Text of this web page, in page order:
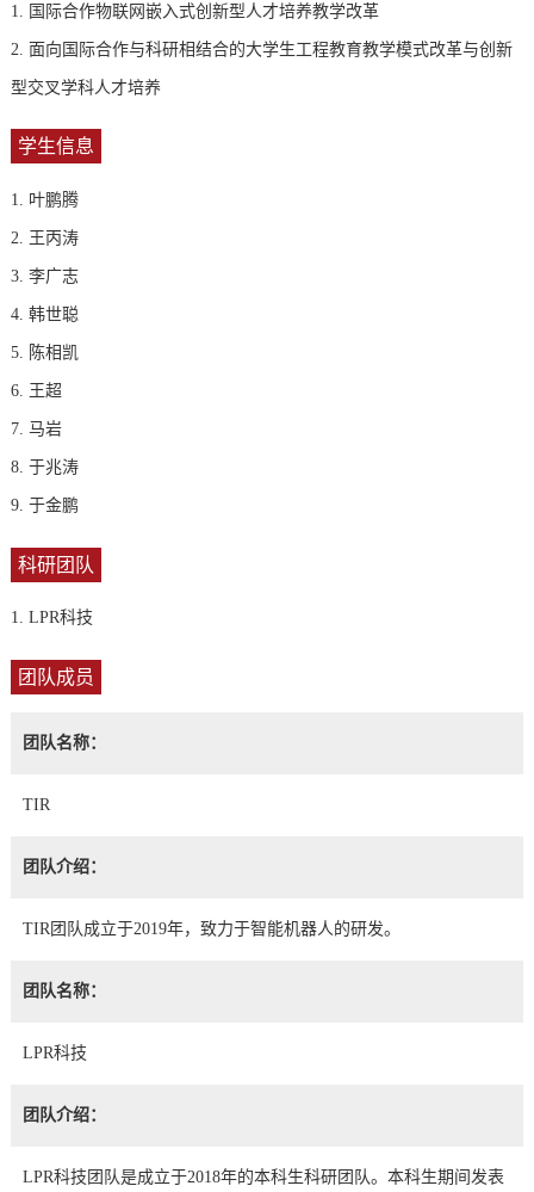
1. 国际合作物联网嵌入式创新型人才培养教学改革
2. 面向国际合作与科研相结合的大学生工程教育教学模式改革与创新
型交叉学科人才培养
学生信息
1. 叶鹏腾
2. 王丙涛
3. 李广志
4. 韩世聪
5. 陈相凯
6. 王超
7. 马岩
8. 于兆涛
9. 于金鹏
科研团队
1. LPR科技
团队成员
团队名称：
TIR
团队介绍：
TIR团队成立于2019年，致力于智能机器人的研发。
团队名称：
LPR科技
团队介绍：
LPR科技团队是成立于2018年的本科生科研团队。本科生期间发表